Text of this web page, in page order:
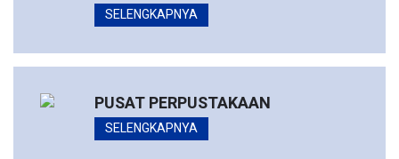
SELENGKAPNYA
PUSAT PERPUSTAKAAN
SELENGKAPNYA